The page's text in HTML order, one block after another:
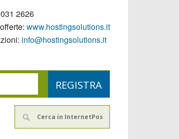
2626
www.hostingsolutions.it
info@hostingsolutions.it